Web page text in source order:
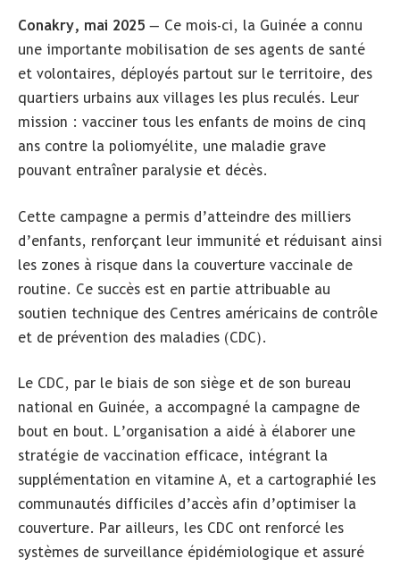
Conakry, mai 2025 — Ce mois-ci, la Guinée a connu
une importante mobilisation de ses agents de santé
et volontaires, déployés partout sur le territoire, des
quartiers urbains aux villages les plus reculés. Leur
mission : vacciner tous les enfants de moins de cinq
ans contre la poliomyélite, une maladie grave
pouvant entraîner paralysie et décès.
Cette campagne a permis d’atteindre des milliers
d’enfants, renforçant leur immunité et réduisant ainsi
les zones à risque dans la couverture vaccinale de
routine. Ce succès est en partie attribuable au
soutien technique des Centres américains de contrôle
et de prévention des maladies (CDC).
Le CDC, par le biais de son siège et de son bureau
national en Guinée, a accompagné la campagne de
bout en bout. L’organisation a aidé à élaborer une
stratégie de vaccination efficace, intégrant la
supplémentation en vitamine A, et a cartographié les
communautés difficiles d’accès afin d’optimiser la
couverture. Par ailleurs, les CDC ont renforcé les
systèmes de surveillance épidémiologique et assuré